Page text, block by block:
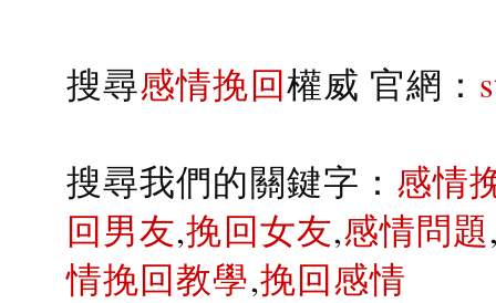
搜尋感情挽回權威 官網：
搜尋我們的關鍵字： 感情
回男友,挽回女友,感情問題
情挽回教學,挽回感情